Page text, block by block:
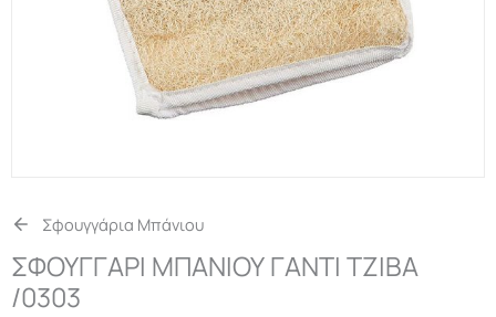
Σφουγγάρια Μπάνιου
ΣΦΟΥΓΓΑΡΙ ΜΠΑΝΙΟΥ ΓΑΝΤΙ ΤΖΙΒΑ
/0303